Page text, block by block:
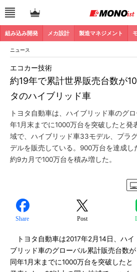
組み込み開発 メカ設計 製造マネジメント
ニュース
約19年で累計世界販売台数が
タのハイブリッド車
エコカー技術
トヨタ自動車は、ハイブリッド車のグ
年1月末までに1000万台を突破したと発
域で、ハイブリッド車33モデル、プラ
デルを販売している。900万台を達成し
約9カ月で100万台を積み増した。
Share Post
トヨタ自動車は2017年2月14日、ハイ
ブリッド車のグローバル累計販売台数が
同年1月末までに1000万台を突破したと